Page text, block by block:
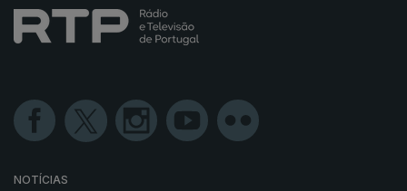
NOTÍCIAS